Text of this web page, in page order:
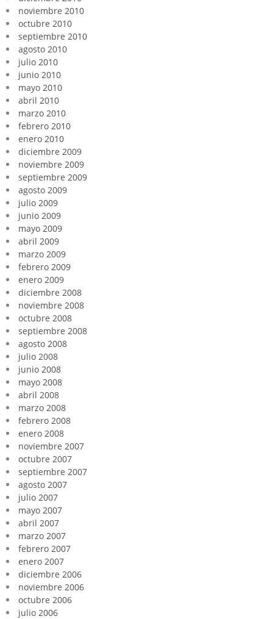
noviembre 2010
octubre 2010
septiembre 2010
agosto 2010
julio 2010
junio 2010
mayo 2010
abril 2010
marzo 2010
febrero 2010
enero 2010
diciembre 2009
noviembre 2009
septiembre 2009
agosto 2009
julio 2009
junio 2009
mayo 2009
abril 2009
marzo 2009
febrero 2009
enero 2009
diciembre 2008
noviembre 2008
octubre 2008
septiembre 2008
agosto 2008
julio 2008
junio 2008
mayo 2008
abril 2008
marzo 2008
febrero 2008
enero 2008
noviembre 2007
octubre 2007
septiembre 2007
agosto 2007
julio 2007
mayo 2007
abril 2007
marzo 2007
febrero 2007
enero 2007
diciembre 2006
noviembre 2006
octubre 2006
julio 2006